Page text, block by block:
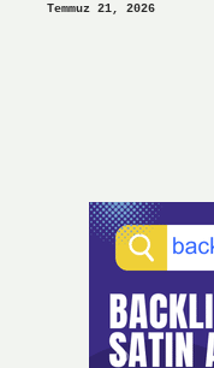
Temmuz 21, 2026